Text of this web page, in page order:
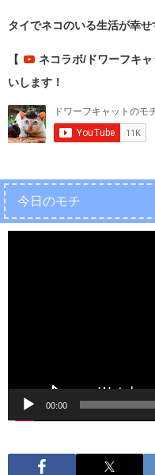
タイでネコのいる生活が幸せ
【 ネコラボ/ドワーフキ
いします！
今日のモチ
00:00